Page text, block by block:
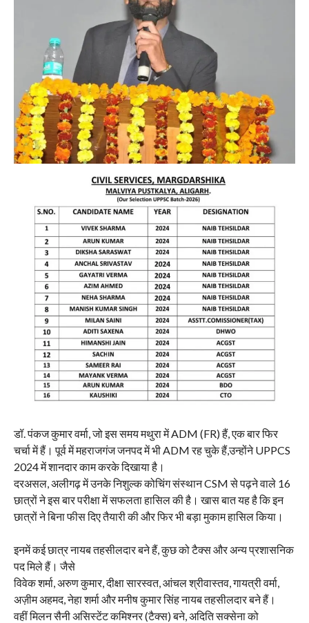
डॉ. पंकज कुमार वर्मा, जो इस समय मथुरा में ADM (FR) हैं, एक बार फिर
चर्चा में हैं। पूर्व में महराजगंज जनपद में भी ADM रह चुके हैं,उन्होंने UPPCS
2024 में शानदार काम करके दिखाया है।
दरअसल, अलीगढ़ में उनके निशुल्क कोचिंग संस्थान CSM से पढ़ने वाले 16
छात्रों ने इस बार परीक्षा में सफलता हासिल की है। खास बात यह है कि इन
छात्रों ने बिना फीस दिए तैयारी की और फिर भी बड़ा मुकाम हासिल किया।
इनमें कई छात्र नायब तहसीलदार बने हैं, कुछ को टैक्स और अन्य प्रशासनिक
पद मिले हैं। जैसे
विवेक शर्मा, अरुण कुमार, दीक्षा सारस्वत, आंचल श्रीवास्तव, गायत्री वर्मा,
अज़ीम अहमद, नेहा शर्मा और मनीष कुमार सिंह नायब तहसीलदार बने हैं।
वहीं मिलन सैनी असिस्टेंट कमिश्नर (टैक्स) बने, अदिति सक्सेना को